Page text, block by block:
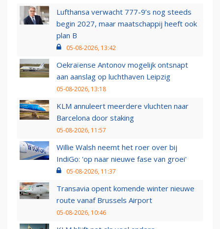
Lufthansa verwacht 777-9’s nog steeds
begin 2027, maar maatschappij heeft ook
plan B
05-08-2026, 13:42
Oekraïense Antonov mogelijk ontsnapt
aan aanslag op luchthaven Leipzig
05-08-2026, 13:18
KLM annuleert meerdere vluchten naar
Barcelona door staking
05-08-2026, 11:57
Willie Walsh neemt het roer over bij
IndiGo: 'op naar nieuwe fase van groei'
05-08-2026, 11:37
Transavia opent komende winter nieuwe
route vanaf Brussels Airport
05-08-2026, 10:46